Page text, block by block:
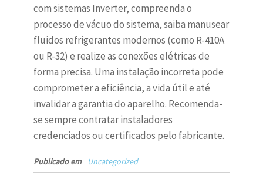
com sistemas Inverter, compreenda o
processo de vácuo do sistema, saiba manusear
fluidos refrigerantes modernos (como R-410A
ou R-32) e realize as conexões elétricas de
forma precisa. Uma instalação incorreta pode
comprometer a eficiência, a vida útil e até
invalidar a garantia do aparelho. Recomenda-
se sempre contratar instaladores
credenciados ou certificados pelo fabricante.
Publicado em Uncategorized